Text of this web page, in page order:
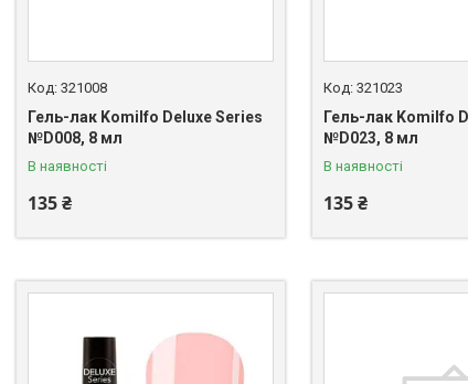
321008
Гель-лак Komilfo Deluxe Series
№D008, 8 мл
В наявності
135 ₴
321023
Гель-лак Komilfo
№D023, 8 мл
В наявності
135 ₴